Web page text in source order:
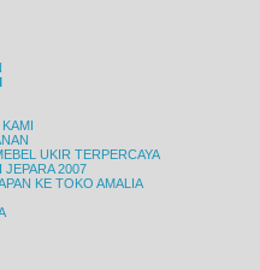
UKIR TERPERCAYA
JEPARA 2007
KE TOKO AMALIA